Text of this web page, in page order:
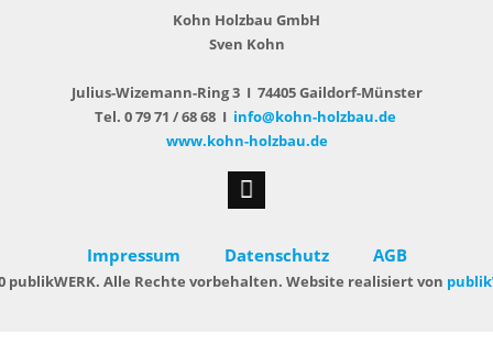
Kohn Holzbau GmbH
Sven Kohn
Julius-Wizemann-Ring 3 I 74405 Gaildorf-Münster
Tel. 0 79 71 / 68 68 I info@kohn-holzbau.de
www.kohn-holzbau.de
Impressum Datenschutz AGB
publikWERK. Alle Rechte vorbehalten. Website realisiert von